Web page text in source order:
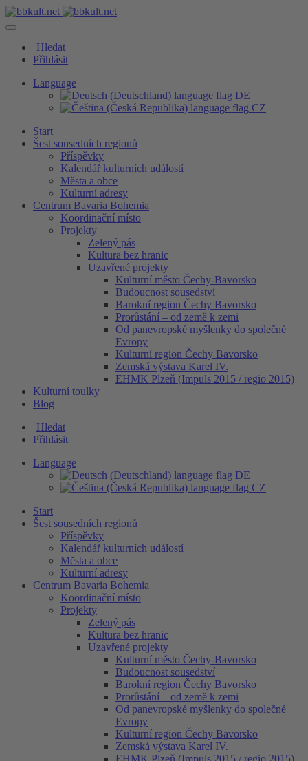
Hledat
Přihlásit
Language
DE
CZ
Start
Šest sousedních regionů
Příspěvky
Kalendář kulturních událostí
Města a obce
Kulturní adresy
Centrum Bavaria Bohemia
Koordinační místo
Projekty
Zelený pás
Kultura bez hranic
Uzavřené projekty
Kulturní město Čechy-Bavorsko
Budoucnost sousedství
Barokní region Čechy Bavorsko
Prorůstání – od země k zemi
Od panevropské myšlenky do společné
Evropy
Kulturní region Čechy Bavorsko
Zemská výstava Karel IV.
EHMK Plzeň (Impuls 2015 / regio 2015)
Kulturní toulky
Blog
Hledat
Přihlásit
Language
DE
CZ
Start
Šest sousedních regionů
Příspěvky
Kalendář kulturních událostí
Města a obce
Kulturní adresy
Centrum Bavaria Bohemia
Koordinační místo
Projekty
Zelený pás
Kultura bez hranic
Uzavřené projekty
Kulturní město Čechy-Bavorsko
Budoucnost sousedství
Barokní region Čechy Bavorsko
Prorůstání – od země k zemi
Od panevropské myšlenky do společné
Evropy
Kulturní region Čechy Bavorsko
Zemská výstava Karel IV.
EHMK Plzeň (Impuls 2015 / regio 2015)